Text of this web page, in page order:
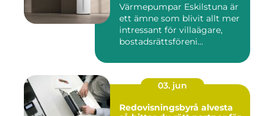
Värmepumpar Eskilstuna är
ett ämne som blivit allt mer
intressant för villaägare,
bostadsrättsföreni...
03. jun
Redovisningsbyrå alvesta